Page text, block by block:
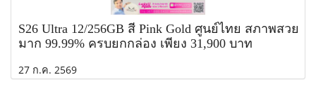
S26 Ultra 12/256GB สี Pink Gold ศูนย์ไทย สภาพสวย
มาก 99.99% ครบยกกล่อง เพียง 31,900 บาท
27 ก.ค. 2569